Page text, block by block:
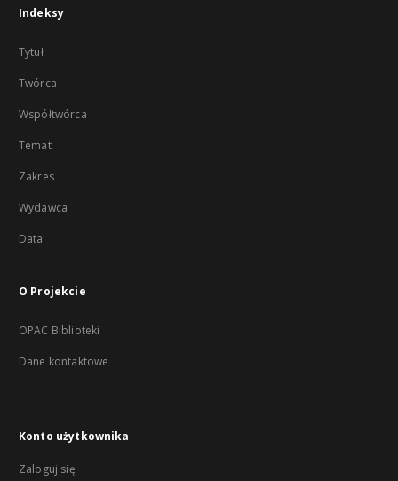
Indeksy
Tytuł
Twórca
Współtwórca
Temat
Zakres
Wydawca
Data
O Projekcie
OPAC Biblioteki
Dane kontaktowe
Konto użytkownika
Zaloguj się